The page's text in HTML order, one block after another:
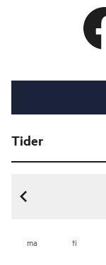
Tider
ma ti